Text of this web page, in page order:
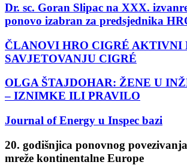
Dr. sc. Goran Slipac na XXX.
ponovo izabran za predsjednika
ČLANOVI HRO CIGRÉ AKTIVNI
SAVJETOVANJU CIGRÉ
OLGA ŠTAJDOHAR: ŽENE U
– IZNIMKE ILI PRAVILO
Journal of Energy u Inspec bazi
20. godišnjica ponovnog
mreže kontinentalne Europe